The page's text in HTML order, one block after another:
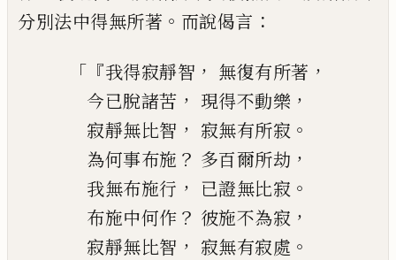
分別法中得無所著 。 而說偈言 ：
「『我得寂靜智 ， 無復有所著 ，
今已脫諸苦 ， 現得不動樂 ，
寂靜無比智 ， 寂無有所寂 。
為何事布施 ？ 多百爾所劫 ，
我無布施行 ， 已證無比寂 。
布施中何作 ？ 彼施不為寂 ，
寂靜無比智 ， 寂無有寂處 。